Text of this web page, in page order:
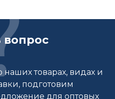
вопрос
товарах, видах и
подготовим
для оптовых